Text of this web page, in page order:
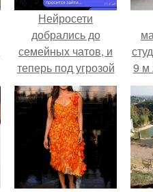
Нейросети
добрались до
семейных чатов, и
теперь под угрозой
мамины нервы.
9 м